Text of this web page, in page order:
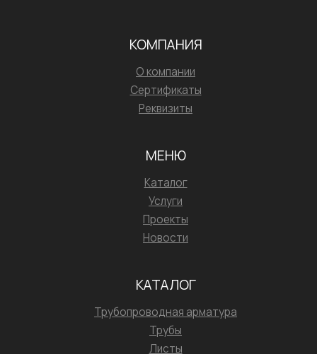
КОМПАНИЯ
О компании
Сертификаты
Реквизиты
МЕНЮ
Каталог
Услуги
Проекты
Новости
КАТАЛОГ
Трубопроводная арматура
Трубы
Листы